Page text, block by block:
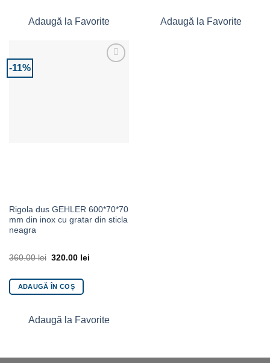
Adaugă la Favorite Adaugă la Favorite
-11%
Rigola dus GEHLER 600*70*70
mm din inox cu gratar din sticla
neagra
360.00lei 320.00 lei
ADAUGĂ ÎN COȘ
Adaugă la Favorite